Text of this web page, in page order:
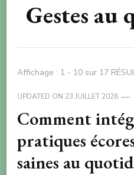
Gestes
Affichage : 1 - 10 sur 17
UPDATED ON 23 JUILLET 2026
Comment
pratiques
saines au